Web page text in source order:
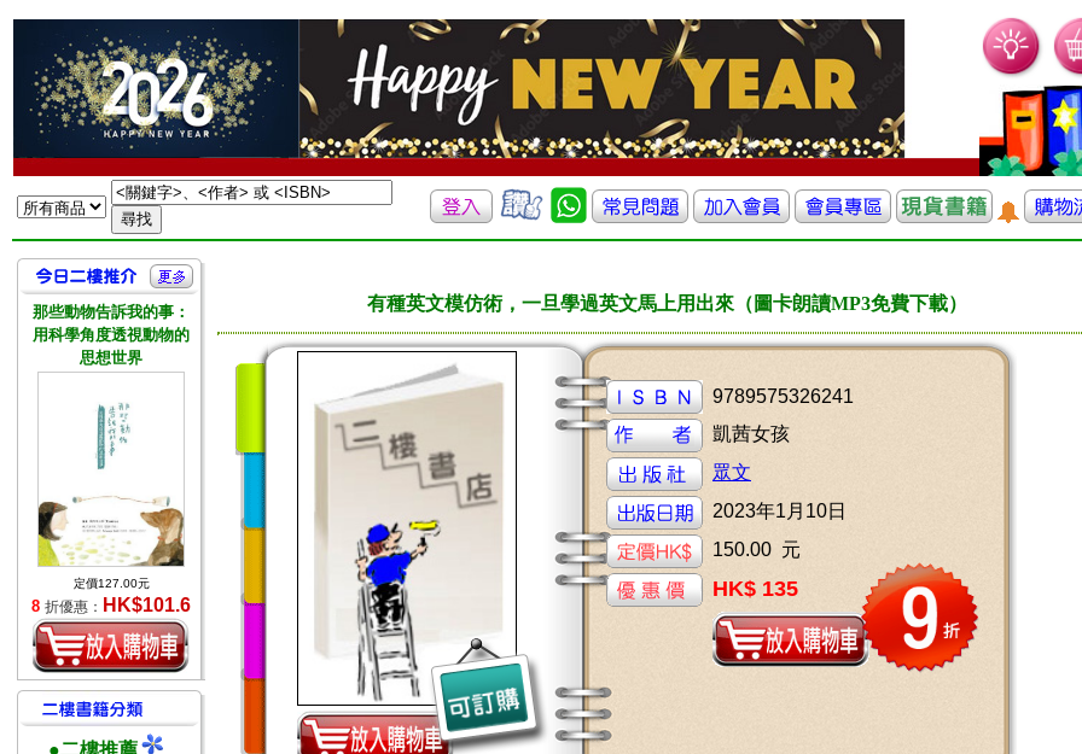
那些動物告訴我的事：
用科學角度透視動物的
思想世界
定價127.00元
8 折優惠： HK$101.6
●二樓推薦
有種英文模仿術，一旦學過英文馬上用出來（圖卡朗讀MP3免費下載）
9789575326241
凱茜女孩
眾文
2023年1月10日
150.00 元
HK$ 135